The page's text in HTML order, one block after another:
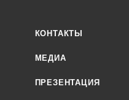
КОНТАКТЫ
МЕДИА
ПРЕЗЕНТАЦИЯ